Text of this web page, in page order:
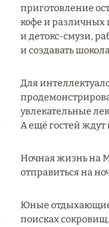
приготовление
кофе и различных
и детокс-смузи,
и создавать
Для
увлекательные
А ещё гостей ждут
Ночная жизнь на
отправиться на
Юные отдыхающие
поисках сокровищ.